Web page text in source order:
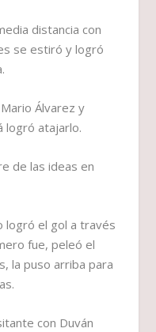
distancia con
se estiró y logró
Álvarez y
logró atajarlo.
de las ideas en
logró el gol a través
fue, peleó el
la puso arriba para
con Duván